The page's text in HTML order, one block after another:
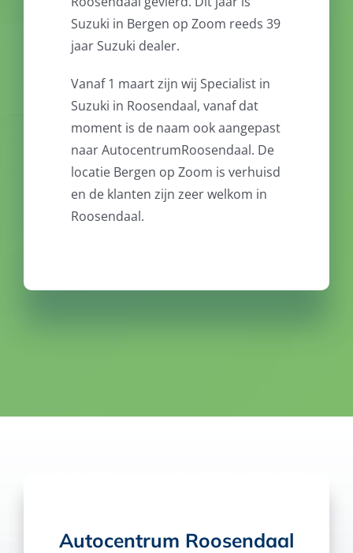
Suzuki in Bergen op Zoom reeds 39
jaar Suzuki dealer.
Vanaf 1 maart zijn wij Specialist in
Suzuki in Roosendaal, vanaf dat
moment is de naam ook aangepast
naar AutocentrumRoosendaal. De
locatie Bergen op Zoom is verhuisd
en de klanten zijn zeer welkom in
Roosendaal.
Autocentrum Roosendaal